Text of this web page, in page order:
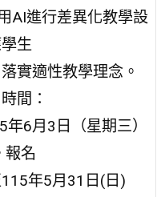
AI進行差異化教學設
生
實適性教學理念。
間：
6月3日（星期三）
報名
年5月31日(日)